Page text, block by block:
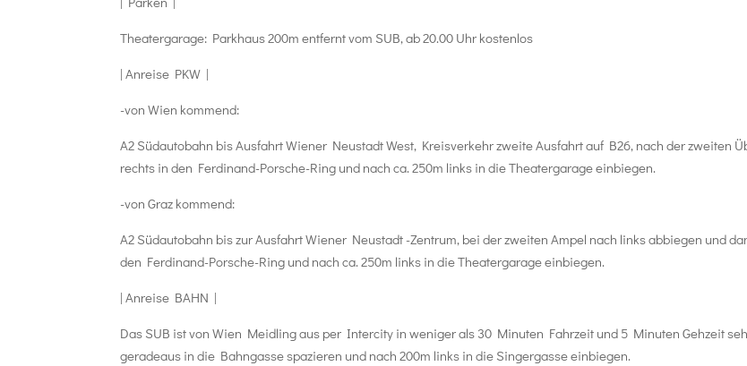
Theatergarage: Parkhaus 200m entfernt vom SUB, ab 20.00 Uhr kostenlos
| Anreise PKW |
-von Wien kommend:
A2 Südautobahn bis Ausfahrt Wiener Neustadt West, Kreisverkehr zweite Ausfahrt auf B26, nach der zweiten
rechts in den Ferdinand-Porsche-Ring und nach ca. 250m links in die Theatergarage einbiegen.
-von Graz kommend:
A2 Südautobahn bis zur Ausfahrt Wiener Neustadt -Zentrum, bei der zweiten Ampel nach links abbiegen und
den Ferdinand-Porsche-Ring und nach ca. 250m links in die Theatergarage einbiegen.
| Anreise BAHN |
Das SUB ist von Wien Meidling aus per Intercity in weniger als 30 Minuten Fahrzeit und 5 Minuten Gehzeit
geradeaus in die Bahngasse spazieren und nach 200m links in die Singergasse einbiegen.